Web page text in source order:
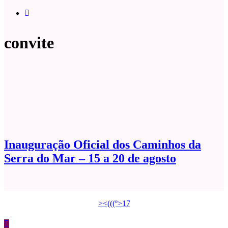
convite
Inauguração Oficial dos Caminhos da
Serra do Mar – 15 a 20 de agosto
><(((º>17